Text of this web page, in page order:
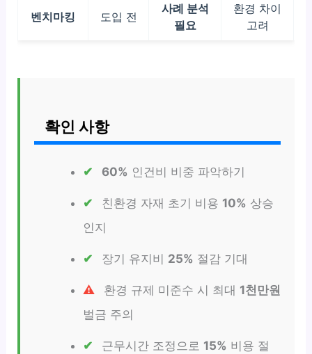
벤치마킹 도입 전
사례 분석
필요
환경 차이
고려
확인 사항
60% 인건비 비중 파악하기
친환경 자재 초기 비용 10% 상승
인지
장기 유지비 25% 절감 기대
환경 규제 미준수 시 최대 1천만원
벌금 주의
근무시간 조정으로 15% 비용 절